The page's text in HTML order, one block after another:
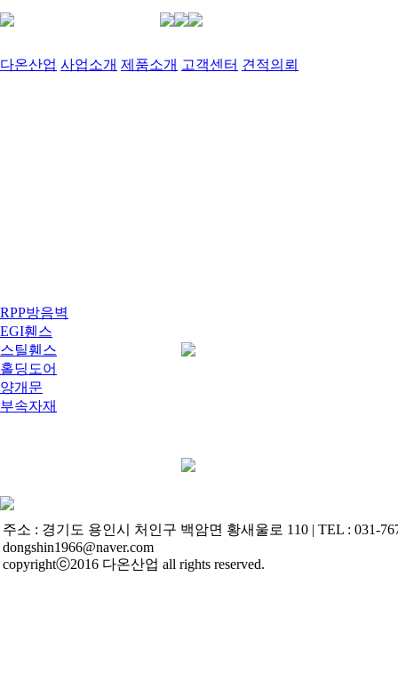
다온산업 사업소개 제품소개 고객센터 견적의뢰
RPP방음벽
EGI휀스
스틸휀스
홀딩도어
양개문
부속자재
주소 : 경기도 용인시 처인구 백암면 황새울로 110 | TEL : 031-
dongshin1966@naver.com
copyrightⓒ2016 다온산업 all rights reserved.